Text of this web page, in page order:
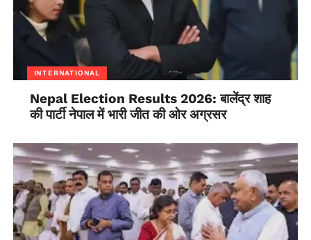
INTERNATIONAL
Nepal Election Results 2026: बालेंद्र शाह
की पार्टी नेपाल में भारी जीत की ओर अग्रसर